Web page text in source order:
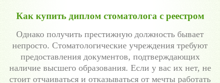
Как купить диплом стоматолога с реестром
Однако получить престижную должность бывает
непросто. Стоматологические учреждения требуют
предоставления документов, подтверждающих
наличие высшего образования. Если у вас их нет, не
стоит отчаиваться и отказываться от мечты работать